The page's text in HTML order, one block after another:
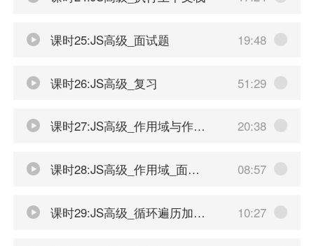
课时25:JS高级_面试题 19:48
课时26:JS高级_复习 51:29
课时27:JS高级_作用域与作用域链 20:38
课时28:JS高级_作用域_面试题 08:57
课时29:JS高级_循环遍历加监听 10:27